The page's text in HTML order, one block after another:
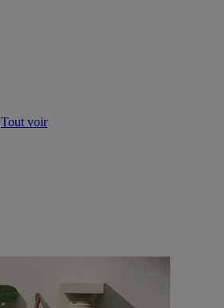
Tout voir